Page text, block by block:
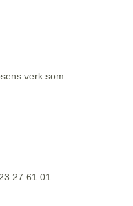
verk som
27 61 01